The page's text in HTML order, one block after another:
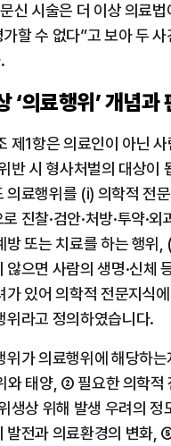
신 시술은 더 이상 의료법
할 수 없다”고 보아 두 사
‘의료행위’ 개념과
제1항은 의료인이 아닌
반 시 형사처벌의 대상이
의료행위를 (i) 의학적 전
진찰·검안·처방·투약·
방 또는 치료를 하는 행위,
않으면 사람의 생명·신체
가 있어 의학적 전문지식
위라고 정의하였습니다.
위가 의료행위에 해당하
와 태양, ② 필요한 의학적
생상 위해 발생 우려의 정
전과 의료환경의 변화,